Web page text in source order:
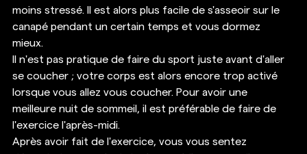
moins stressé. Il est alors plus facile de s'asseoir sur le
canapé pendant un certain temps et vous dormez
mieux.
Il n'est pas pratique de faire du sport juste avant d'aller
se coucher ; votre corps est alors encore trop activé
lorsque vous allez vous coucher. Pour avoir une
meilleure nuit de sommeil, il est préférable de faire de
l'exercice l'après-midi.
Après avoir fait de l'exercice, vous vous sentez